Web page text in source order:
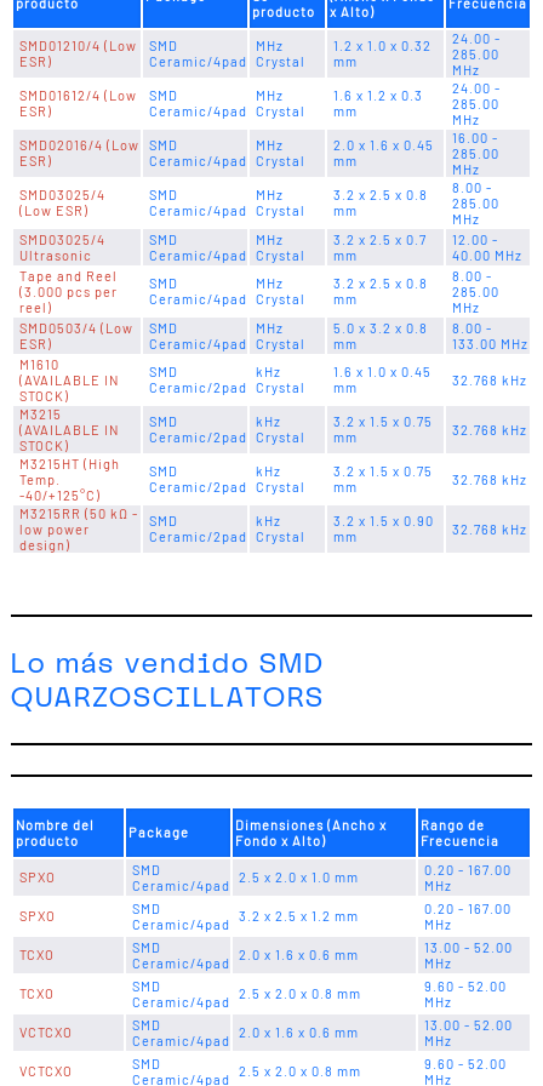
producto
x Alto)
SMD01210/4 (Low
ESR)
SMD
Ceramic/4pad
MHz
Crystal
1.2 x 1.0 x 0.32
mm
24.00 -
285.00
MHz
SMD01612/4 (Low
ESR)
SMD
Ceramic/4pad
MHz
Crystal
1.6 x 1.2 x 0.3
mm
24.00 -
285.00
MHz
SMD02016/4 (Low
ESR)
SMD
Ceramic/4pad
MHz
Crystal
2.0 x 1.6 x 0.45
mm
16.00 -
285.00
MHz
SMD03025/4
(Low ESR)
SMD
Ceramic/4pad
MHz
Crystal
3.2 x 2.5 x 0.8
mm
8.00 -
285.00
MHz
SMD03025/4
Ultrasonic
SMD
Ceramic/4pad
MHz
Crystal
3.2 x 2.5 x 0.7
mm
12.00 -
40.00 MHz
Tape and Reel
(3.000 pcs per
reel)
SMD
Ceramic/4pad
MHz
Crystal
3.2 x 2.5 x 0.8
mm
8.00 -
285.00
MHz
SMD0503/4 (Low
ESR)
SMD
Ceramic/4pad
MHz
Crystal
5.0 x 3.2 x 0.8
mm
8.00 -
133.00 MHz
M1610
(AVAILABLE IN
STOCK)
SMD
Ceramic/2pad
kHz
Crystal
1.6 x 1.0 x 0.45
mm
32.768 kHz
M3215
(AVAILABLE IN
STOCK)
SMD
Ceramic/2pad
kHz
Crystal
3.2 x 1.5 x 0.75
mm
32.768 kHz
M3215HT (High
Temp.
-40/+125°C)
SMD
Ceramic/2pad
kHz
Crystal
3.2 x 1.5 x 0.75
mm
32.768 kHz
M3215RR (50 kΩ -
low power
design)
SMD
Ceramic/2pad
kHz
Crystal
3.2 x 1.5 x 0.90
mm
32.768 kHz
Lo más vendido SMD
QUARZOSCILLATORS
Nombre del
producto
Package
Dimensiones (Ancho x
Fondo x Alto)
Rango de
Frecuencia
SPXO
SMD
Ceramic/4pad
2.5 x 2.0 x 1.0 mm
0.20 - 167.00
MHz
SPXO
SMD
Ceramic/4pad
3.2 x 2.5 x 1.2 mm
0.20 - 167.00
MHz
TCXO
SMD
Ceramic/4pad
2.0 x 1.6 x 0.6 mm
13.00 - 52.00
MHz
TCXO
SMD
Ceramic/4pad
2.5 x 2.0 x 0.8 mm
9.60 - 52.00
MHz
VCTCXO
SMD
Ceramic/4pad
2.0 x 1.6 x 0.6 mm
13.00 - 52.00
MHz
VCTCXO
SMD
Ceramic/4pad
2.5 x 2.0 x 0.8 mm
9.60 - 52.00
MHz